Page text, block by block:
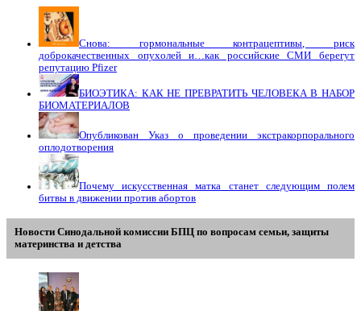
Снова: гормональные контрацептивы, риск
доброкачественных опухолей и…как российские СМИ берегут
репутацию Pfizer
БИОЭТИКА: КАК НЕ ПРЕВРАТИТЬ ЧЕЛОВЕКА В НАБОР
БИОМАТЕРИАЛОВ
Опубликован Указ о проведении экстракорпорального
оплодотворения
Почему искусственная матка станет следующим полем
битвы в движении против абортов
Новости Синодальной комиссии БПЦ по вопросам семьи, защиты
материнства и детства